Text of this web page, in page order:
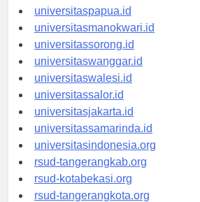
universitasjayapura.id
universitaspapua.id
universitasmanokwari.id
universitassorong.id
universitaswanggar.id
universitaswalesi.id
universitassalor.id
universitasjakarta.id
universitassamarinda.id
universitasindonesia.org
rsud-tangerangkab.org
rsud-kotabekasi.org